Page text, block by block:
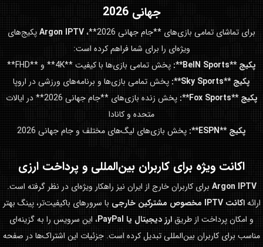
جهانی 2026
برای تماشای تمامی بازی‌های **جام جهانی 2026**، Argon IPTVپکیج‌های
ویژه‌ای را برای شما فراهم کرده است:
پکیج **BeIN Sports**:
پخش تمامی بازی‌ها با کیفیت **4K** و **FHD**
پکیج **Sky Sports**:
پخش تمامی بازی‌ها و برنامه‌های ورزشی در اروپا
پکیج **Fox Sports**:
پخش زنده بازی‌های **جام جهانی 2026** در ایالات
متحده و کانادا
پکیج **ESPN**:
پخش بازی‌های لیگ‌های مختلف و جام جهانی 2026
اکانت ویژه برای کاربران بین‌المللی و پرداخت ارزی
Argon IPTV برای کاربران خارج از ایران نیز راهکار ویژه‌ای در نظر گرفته است.
ارائهاکانت IPTV مخصوص مشترکین خارجی
با سرورهای باکیفیت‌تر، پینگ بهتر
و امکان پرداخت از طریق ارز دیجیتال یا PayPal
، این سرویس را به گزینه‌ای
مناسب برای کاربران بین‌المللی تبدیل کرده است. جزئیات این اشتراک‌ها در صفحه